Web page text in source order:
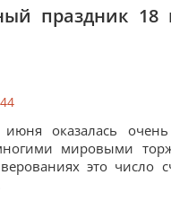
праздник
44
июня оказалась
мировыми
это число